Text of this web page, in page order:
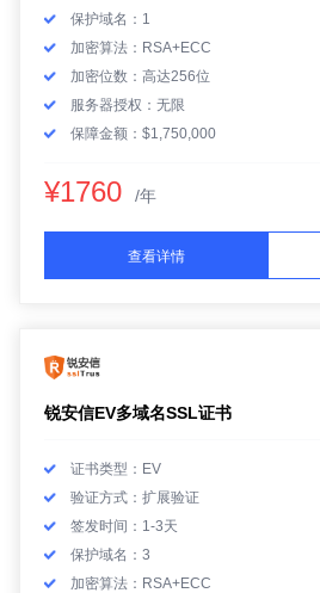
保护域名：1
加密算法：RSA+ECC
加密位数：高达256位
服务器授权：无限
保障金额：$1,750,000
¥1760 /年
查看详情
锐安信EV多域名SSL证书
证书类型：EV
验证方式：扩展验证
签发时间：1-3天
保护域名：3
加密算法：RSA+ECC